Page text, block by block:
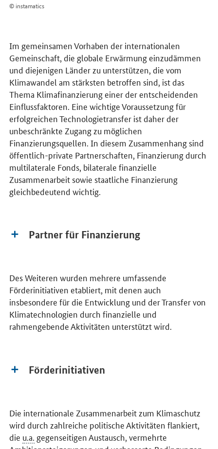
© instamatics
Im gemeinsamen Vorhaben der internationalen
Gemeinschaft, die globale Erwärmung einzudämmen
und diejenigen Länder zu unterstützen, die vom
Klimawandel am stärksten betroffen sind, ist das
Thema Klimafinanzierung einer der entscheidenden
Einflussfaktoren. Eine wichtige Voraussetzung für
erfolgreichen Technologietransfer ist daher der
unbeschränkte Zugang zu möglichen
Finanzierungsquellen. In diesem Zusammenhang sind
öffentlich-private Partnerschaften, Finanzierung durch
multilaterale Fonds, bilaterale finanzielle
Zusammenarbeit sowie staatliche Finanzierung
gleichbedeutend wichtig.
Partner für Finanzierung
Des Weiteren wurden mehrere umfassende
Förderinitiativen etabliert, mit denen auch
insbesondere für die Entwicklung und der Transfer von
Klimatechnologien durch finanzielle und
rahmengebende Aktivitäten unterstützt wird.
Förderinitiativen
Die internationale Zusammenarbeit zum Klimaschutz
wird durch zahlreiche politische Aktivitäten flankiert,
die u.a. gegenseitigen Austausch, vermehrte